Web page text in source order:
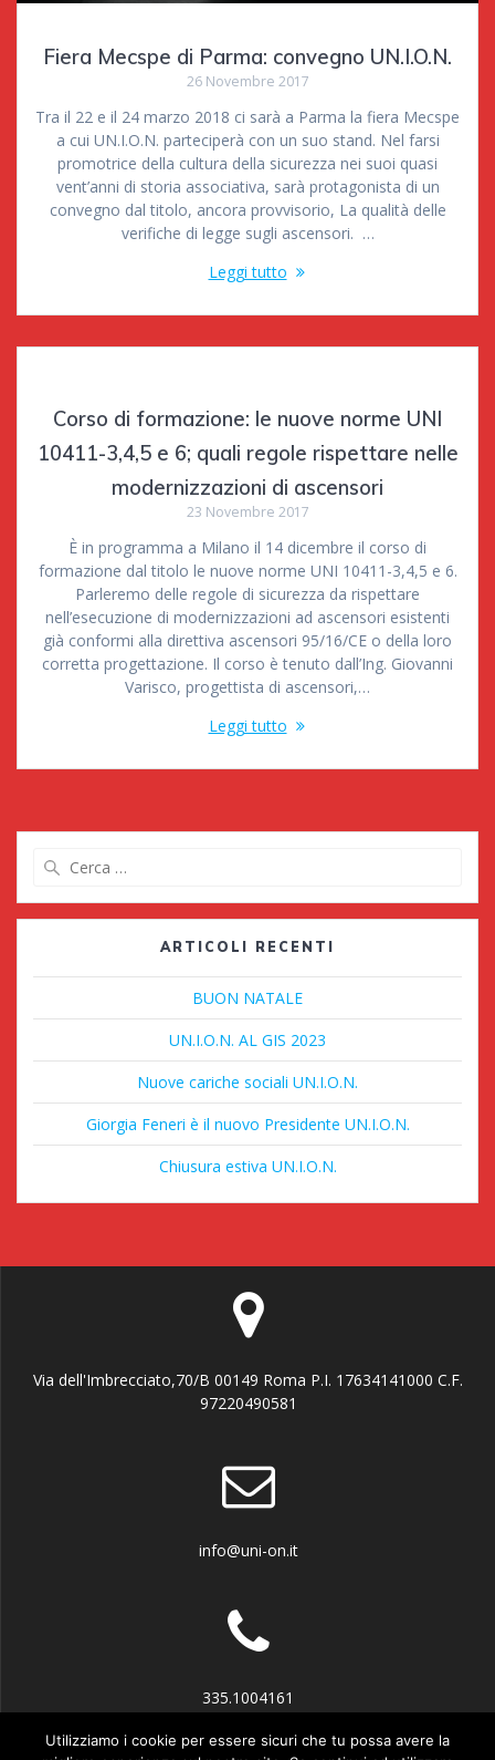
Fiera Mecspe di Parma: convegno UN.I.O.N.
26 Novembre 2017
Tra il 22 e il 24 marzo 2018 ci sarà a Parma la fiera Mecspe
a cui UN.I.O.N. parteciperà con un suo stand. Nel farsi
promotrice della cultura della sicurezza nei suoi quasi
vent’anni di storia associativa, sarà protagonista di un
convegno dal titolo, ancora provvisorio, La qualità delle
verifiche di legge sugli ascensori. …
Leggi tutto
Corso di formazione: le nuove norme UNI
10411-3,4,5 e 6; quali regole rispettare nelle
modernizzazioni di ascensori
23 Novembre 2017
È in programma a Milano il 14 dicembre il corso di
formazione dal titolo le nuove norme UNI 10411-3,4,5 e 6.
Parleremo delle regole di sicurezza da rispettare
nell’esecuzione di modernizzazioni ad ascensori esistenti
già conformi alla direttiva ascensori 95/16/CE o della loro
corretta progettazione. Il corso è tenuto dall’Ing. Giovanni
Varisco, progettista di ascensori,…
Leggi tutto
ARTICOLI RECENTI
BUON NATALE
UN.I.O.N. AL GIS 2023
Nuove cariche sociali UN.I.O.N.
Giorgia Feneri è il nuovo Presidente UN.I.O.N.
Chiusura estiva UN.I.O.N.
Via dell'Imbrecciato,70/B 00149 Roma P.I. 17634141000 C.F.
97220490581
info@uni-on.it
335.1004161
Utilizziamo i cookie per essere sicuri che tu possa avere la